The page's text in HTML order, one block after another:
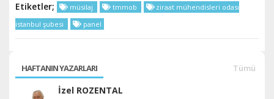
Etiketler; müsilaj tmmob
ziraat mühendisleri odası
istanbul şubesi
panel
HAFTANIN YAZARLARI Tümü
İzel ROZENTAL